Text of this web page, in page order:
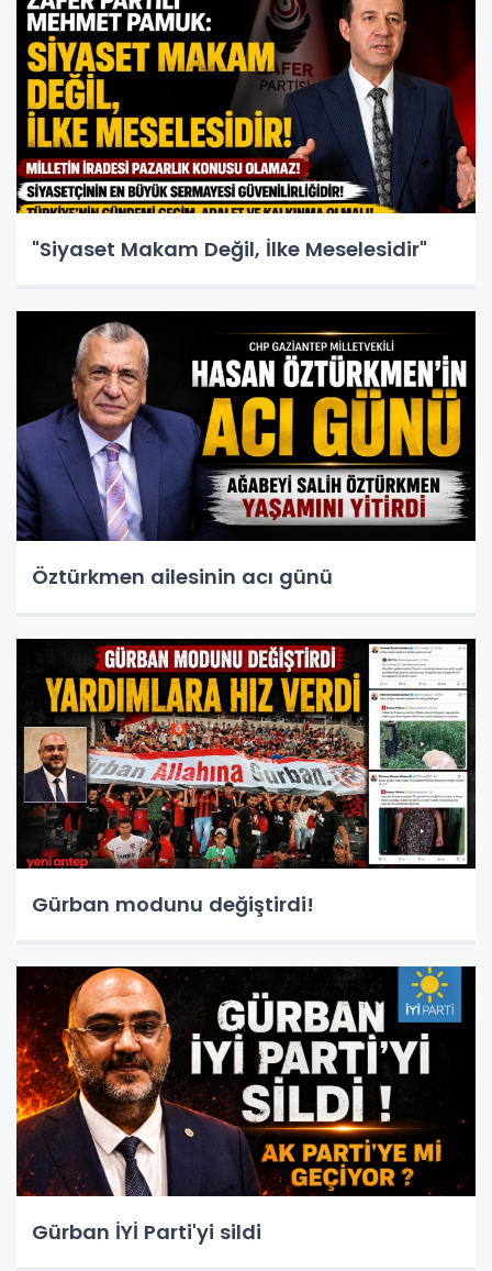
"Siyaset Makam Değil, İlke Meselesidir"
Öztürkmen ailesinin acı günü
Gürban modunu değiştirdi!
Gürban İYİ Parti'yi sildi